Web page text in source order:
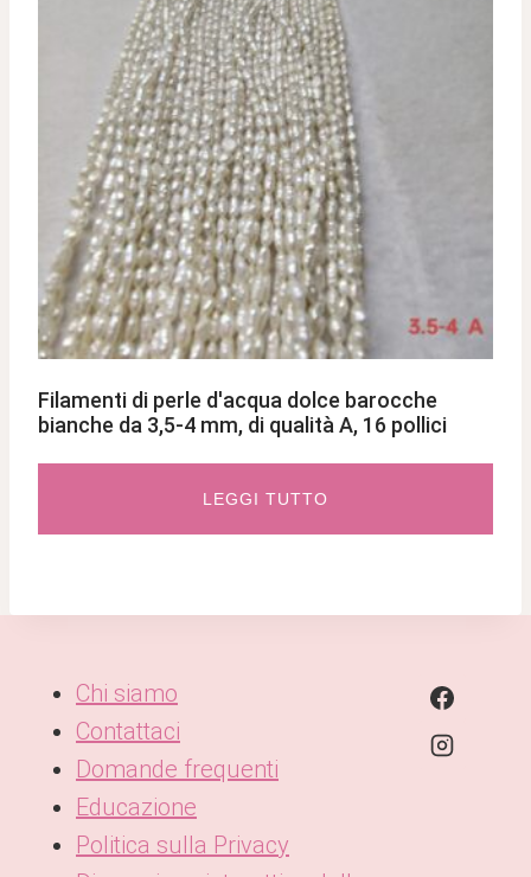
Filamenti di perle d'acqua dolce barocche
bianche da 3,5-4 mm, di qualità A, 16 pollici
LEGGI TUTTO
Chi siamo
Contattaci
Domande frequenti
Educazione
Politica sulla Privacy